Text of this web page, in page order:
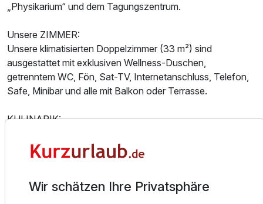
„Physikarium“ und dem Tagungszentrum.
Unsere ZIMMER:
Unsere klimatisierten Doppelzimmer (33 m²) sind
ausgestattet mit exklusiven Wellness-Duschen,
getrenntem WC, Fön, Sat-TV, Internetanschluss, Telefon,
Safe, Minibar und alle mit Balkon oder Terrasse.
KULINARIK:
Buffet zubereitet. Besonderen Wert bei Ihrem Urlaub legt
das Hotel auf ein genussvolles und stimmungsvolles
passenden Wein finden Sie in der Vinothek. In der Piano-
Wir schätzen Ihre Privatsphäre